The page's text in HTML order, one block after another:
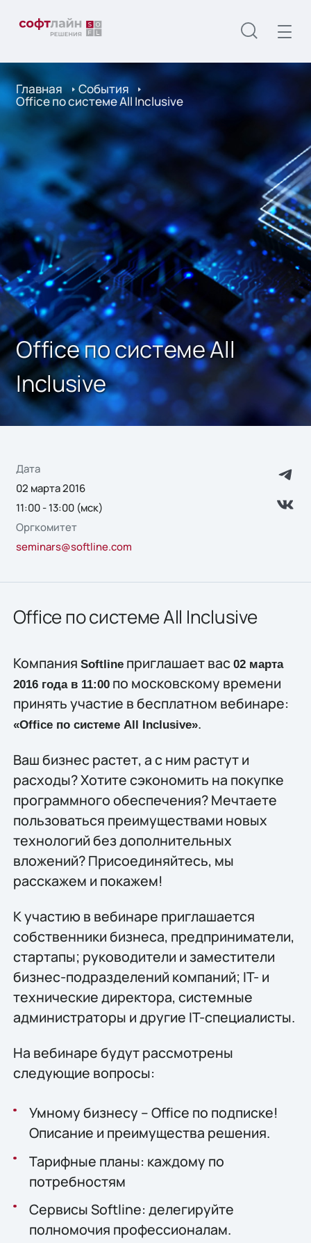
Главная События
Office по системе All Inclusive
Office по системе All
Inclusive
Дата
02 марта 2016
11:00 - 13:00 (мск)
Оргкомитет
seminars@softline.com
Office по системе All Inclusive
Компания Softlineприглашает вас 02 марта
2016 года в 11:00по московскому времени
принять участие в бесплатном вебинаре:
«Office по системе All Inclusive».
Ваш бизнес растет, а с ним растут и
расходы? Хотите сэкономить на покупке
программного обеспечения? Мечтаете
пользоваться преимуществами новых
технологий без дополнительных
вложений? Присоединяйтесь, мы
расскажем и покажем!
К участию в вебинаре приглашается
собственники бизнеса, предприниматели,
стартапы; руководители и заместители
бизнес-подразделений компаний; IT- и
технические директора, системные
администраторы и другие IT-специалисты.
На вебинаре будут рассмотрены
следующие вопросы:
Умному бизнесу – Office по подписке!
Описание и преимущества решения.
Тарифные планы: каждому по
потребностям
Сервисы Softline: делегируйте
полномочия профессионалам.